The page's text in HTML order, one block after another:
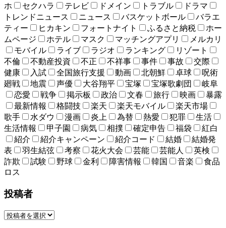
ホ
セクハラ テレビ ドメイン トラブル
ドラマ
トレンドニュース
ニュース バスケットボール
バラエ
ティー
ヒカキン フォートナイト ふるさと納税
ホー
ムページ
ホテル マスク マッチングアプリ
メルカリ
モバイル
ライブ ラジオ ランキング
リゾート
不倫
不動産投資 不正 不祥事 事件 事故
交際
健康
入試 全国旅行支援 動画 北朝鮮 卓球
呪術
廻戦
地震 声優 大谷翔平 宝塚 宝塚歌劇団
岐阜
恋愛
戦争 掲示板 政治 文春 旅行 映画
暴露
最新情報
格闘技 楽天 楽天モバイル
楽天市場
歌手
水ダウ 漫画 炎上 為替 熱愛 犯罪
生活
生活情報
甲子園 病気 相撲 確定申告 福袋
紅白
紹介
紹介キャンペーン 紹介コード 結婚
結婚発
表
羽生結弦 考察 花火大会 芸能 芸能人
英検
詐欺
試験 野球 金利 障害情報 韓国 音楽
食品
ロス
投稿者